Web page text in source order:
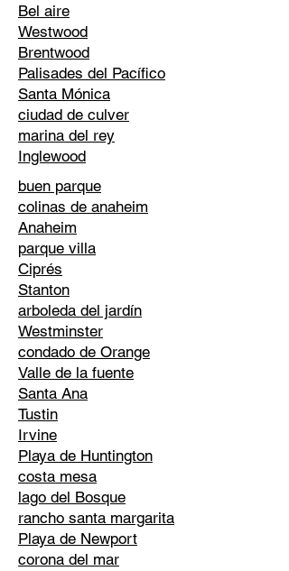
Bel aire
Westwood
Brentwood
Palisades del Pacífico
Santa Mónica
ciudad de culver
marina del rey
Inglewood
buen parque
colinas de anaheim
Anaheim
parque villa
Ciprés
Stanton
arboleda del jardín
Westminster
condado de Orange
Valle de la fuente
Santa Ana
Tustin
Irvine
Playa de Huntington
costa mesa
lago del Bosque
rancho santa margarita
Playa de Newport
corona del mar